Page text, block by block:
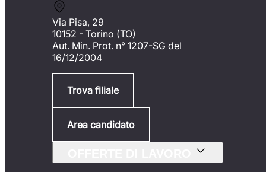
Via Pisa, 29
10152 - Torino (TO)
Aut. Min. Prot. n° 1207-SG del
16/12/2004
Trova filiale
Area candidato